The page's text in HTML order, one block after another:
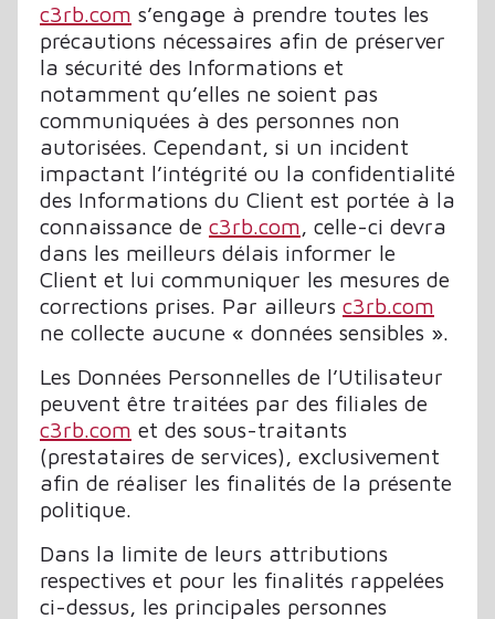
c3rb.com s’engage à prendre toutes les
précautions nécessaires afin de préserver
la sécurité des Informations et
notamment qu’elles ne soient pas
communiquées à des personnes non
autorisées. Cependant, si un incident
impactant l’intégrité ou la confidentialité
des Informations du Client est portée à la
connaissance de c3rb.com, celle-ci devra
dans les meilleurs délais informer le
Client et lui communiquer les mesures de
corrections prises. Par ailleurs c3rb.com
ne collecte aucune « données sensibles ».
Les Données Personnelles de l’Utilisateur
peuvent être traitées par des filiales de
c3rb.com et des sous-traitants
(prestataires de services), exclusivement
afin de réaliser les finalités de la présente
politique.
Dans la limite de leurs attributions
respectives et pour les finalités rappelées
ci-dessus, les principales personnes